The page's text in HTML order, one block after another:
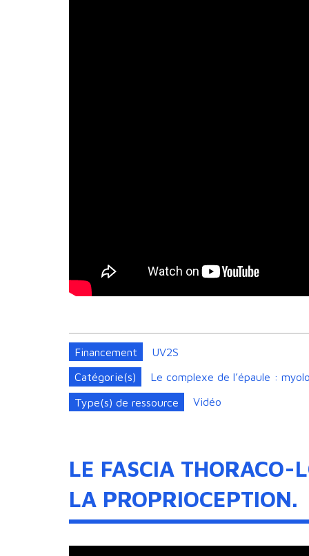
Financement UV2S
Catégorie(s) Le complexe de l’épaule :
Type(s) de ressource Vidéo
LE FASCIA THORACO-
LA PROPRIOCEPTION.